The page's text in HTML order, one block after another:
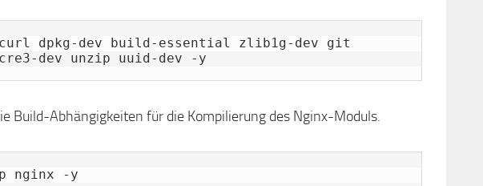
dpkg-dev build-essential zlib1g-dev git
dev unzip uuid-dev -y
Build-Abhängigkeiten für die Kompilierung des Nginx-Moduls.
nginx -y